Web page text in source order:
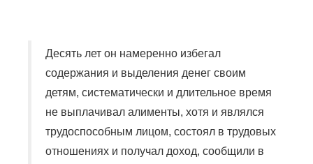
Десять лет он намеренно избегал
содержания и выделения денег своим
детям, систематически и длительное время
не выплачивал алименты, хотя и являлся
трудоспособным лицом, состоял в трудовых
отношениях и получал доход, сообщили в